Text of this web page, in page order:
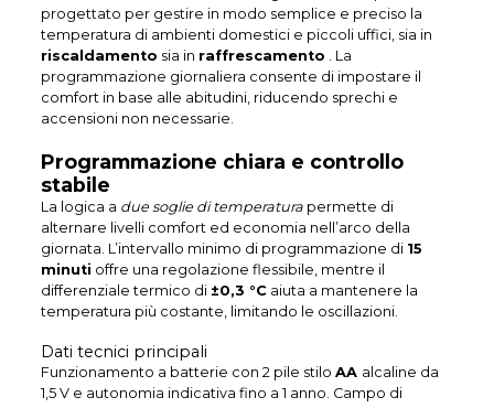
progettato per gestire in modo semplice e preciso la
temperatura di ambienti domestici e piccoli uffici, sia in
riscaldamento sia in raffrescamento . La
programmazione giornaliera consente di impostare il
comfort in base alle abitudini, riducendo sprechi e
accensioni non necessarie.
Programmazione chiara e controllo
stabile
La logica a due soglie di temperatura permette di
alternare livelli comfort ed economia nell’arco della
giornata. L’intervallo minimo di programmazione di 15
minuti offre una regolazione flessibile, mentre il
differenziale termico di ±0,3 °C aiuta a mantenere la
temperatura più costante, limitando le oscillazioni.
Dati tecnici principali
Funzionamento a batterie con 2 pile stiloAA alcaline da
1,5 V e autonomia indicativa fino a 1 anno. Campo di